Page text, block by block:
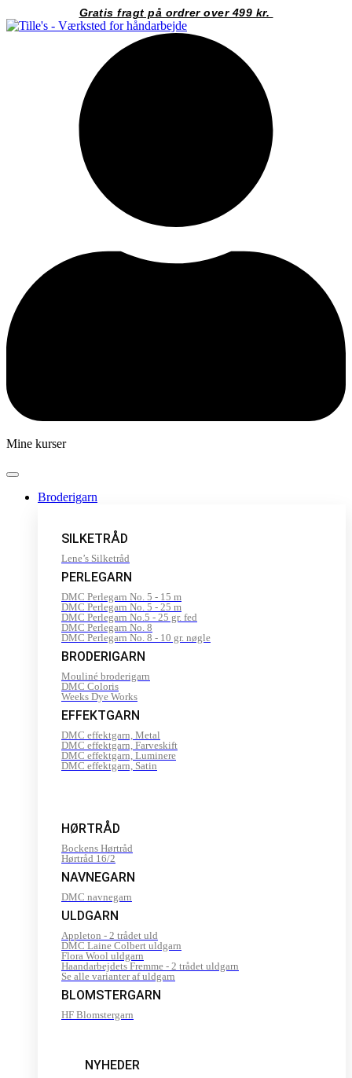
til
Gratis fragt på ordrer over 499 kr.
Mine kurser
Broderigarn
SILKETRÅD
Lene’s Silketråd
PERLEGARN
DMC Perlegarn No. 5 - 15 m
DMC Perlegarn No. 5 - 25 m
DMC Perlegarn No.5 - 25 gr. fed
DMC Perlegarn No. 8
DMC Perlegarn No. 8 - 10 gr. nøgle
BRODERIGARN
Mouliné broderigarn
DMC Coloris
Weeks Dye Works
EFFEKTGARN
DMC effektgarn, Metal
DMC effektgarn, Farveskift
DMC effektgarn, Luminere
DMC effektgarn, Satin
HØRTRÅD
Bockens Hørtråd
Hørtråd 16/2
NAVNEGARN
DMC navnegarn
ULDGARN
Appleton - 2 trådet uld
DMC Laine Colbert uldgarn
Flora Wool uldgarn
Haandarbejdets Fremme - 2 trådet uldgarn
Se alle varianter af uldgarn
BLOMSTERGARN
HF Blomstergarn
NYHEDER